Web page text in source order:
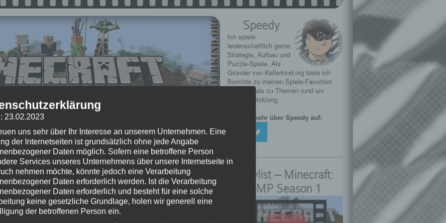
um 15:05 Uhr – Kommentare:
(Bisher keine Bewertungen)
SMP Season 1 ★
#036 – Dörfer und Tempel
Together auf Kellerkind.org. EmKa und Speedy durchforsten weiter die
Speedy
Ich spiele
leidenschaftlich gerne
Strategie, Aufbau und
Puzzle-Spiele. Als
Gründer von Kellerkind.org biete ich
Berichte zu meinen Spiele-Favoriten
und Tutorials zu Themen rund um
Web-Entwicklung.
Erfahre mehr über Speedy auf:
Playlist – Minecraft:
SMP Season 1
23.02.2023
uns sehr über Ihr Interesse an unserem Unternehmen. Eine
der Internetseiten ist grundsätzlich ohne jede Angabe
Daten möglich. Sofern eine betroffene Person
Services unseres Unternehmens über unsere Internetseite in
nehmen möchte, könnte jedoch eine Verarbeitung
Daten erforderlich werden. Ist die Verarbeitung
Daten erforderlich und besteht für eine solche
keine gesetzliche Grundlage, holen wir generell eine
der betroffenen Person ein.